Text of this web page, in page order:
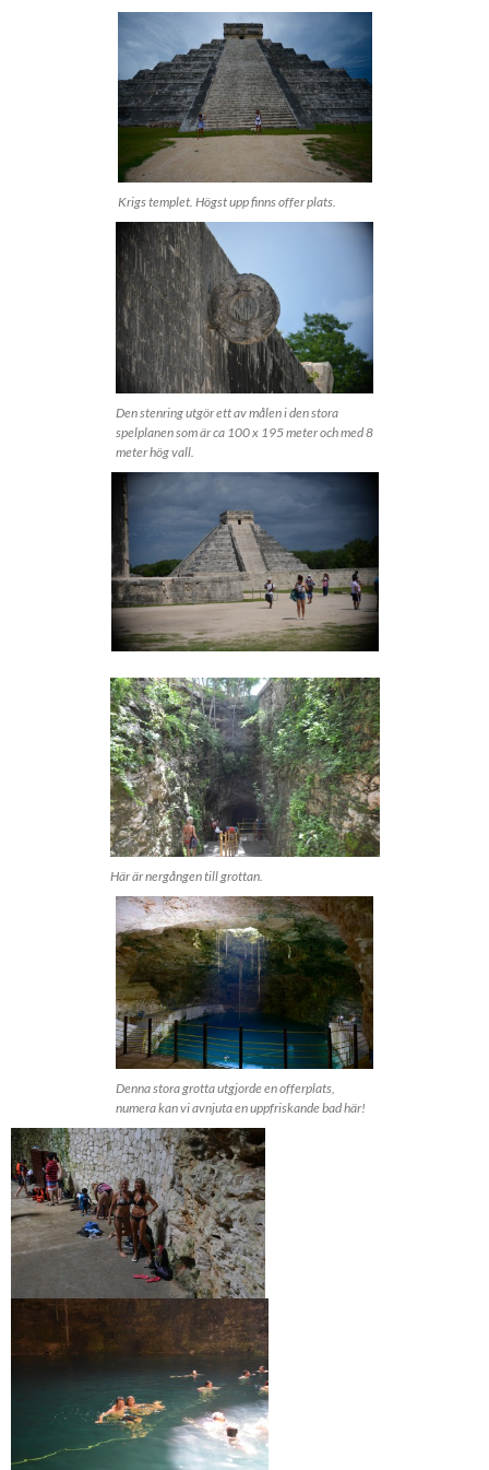
Krigs templet. Högst upp finns offer plats.
Den stenring utgör ett av målen i den stora
spelplanen som är ca 100 x 195 meter och med 8
meter hög vall.
Här är nergången till grottan.
Denna stora grotta utgjorde en offerplats,
numera kan vi avnjuta en uppfriskande bad här!